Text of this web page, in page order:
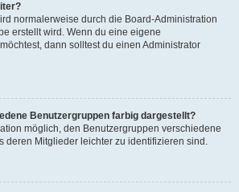
normalerweise durch die Board-Administration
erstellt wird. Wenn du eine eigene
dann solltest du einen Administrator
Benutzergruppen farbig dargestellt?
möglich, den Benutzergruppen verschiedene
deren Mitglieder leichter zu identifizieren sind.